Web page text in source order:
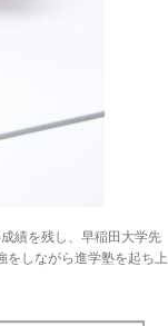
績を残し、早稲田大学先
をしながら進学塾を起ち上